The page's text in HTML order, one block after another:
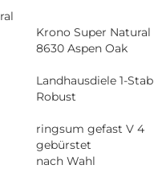
Krono Super Natural
8630 Aspen Oak
Landhausdiele 1-Stab
Robust
ringsum gefast V 4
gebürstet
nach Wahl